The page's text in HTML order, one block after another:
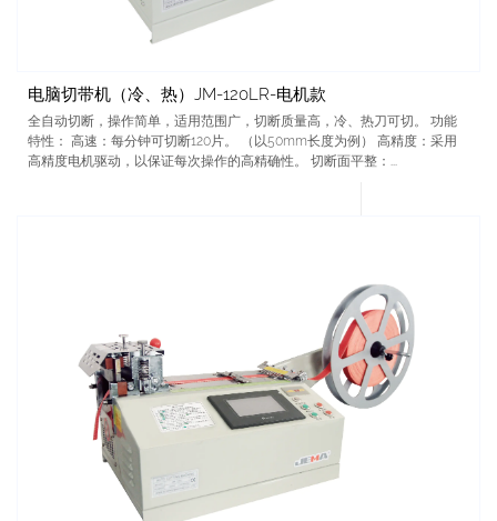
电脑切带机（冷、热）JM-120LR-电机款
全自动切断，操作简单，适用范围广，切断质量高，冷、热刀可切。 功能
特性： 高速：每分钟可切断120片。 （以50mm长度为例） 高精度：采用
高精度电机驱动，以保证每次操作的高精确性。 切断面平整：...